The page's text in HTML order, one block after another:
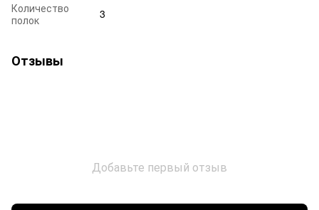
Количество
полок
3
Отзывы
Добавьте первый отзыв